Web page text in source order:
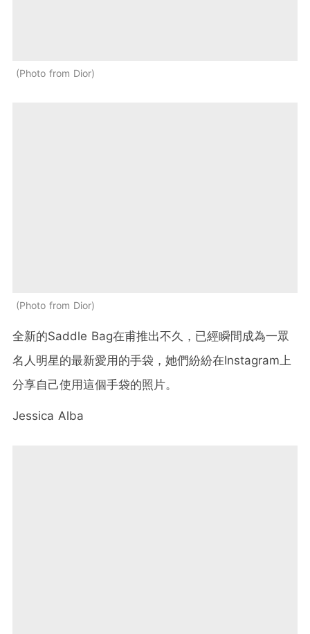
Photo from Dior
Photo from Dior
全新的Saddle Bag在甫推出不久，已經瞬間成為一眾
名人明星的最新愛用的手袋，她們紛紛在Instagram上
分享自己使用這個手袋的照片。
Jessica Alba